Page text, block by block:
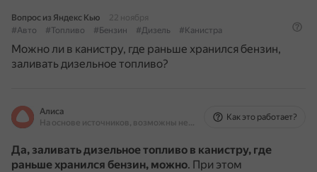
Вопрос из Яндекс Кью
22 ноября
#Авто
#Топливо #Бензин #Дизель #Канистра
Можно ли в канистру, где раньше хранился бензин,
заливать дизельное топливо?
Алиса
На основе источников, возможны неточности
Как это работает?
Да, заливать дизельное топливо в канистру, где
раньше хранился бензин, можно. При этом